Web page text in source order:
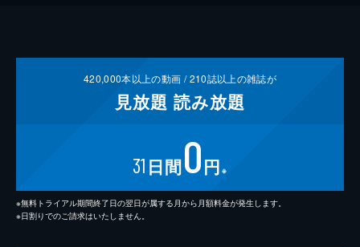
420,000本以上の動画 /210誌以上の雑誌が
見放題 読み放題
31 日間0円 ※
※無料トライアル期間終了日の翌日が属する月から月額料金が発生します。
※日割りでのご請求はいたしません。